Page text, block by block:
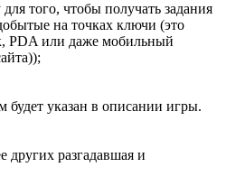
того, чтобы получать задания
на точках ключи (это
PDA или даже мобильный
указан в описании игры.
других разгадавшая и